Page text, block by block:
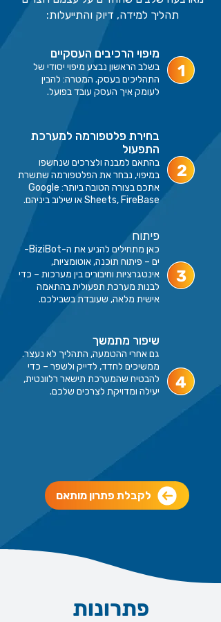
תהליך למידה, דיוק והתייעלות:
לקבלת פתרון מותאם
מיפוי הרכיבים העסקיים
בשלב הראשון נבצע מיפוי יסודי של
התהליכים בעסק. המטרה: להבין
לעומק איך העסק עובד בפועל.
בחירת פלטפורמה למערכת
התפעול
בהתאם למבנה ולצרכים שנחשפו
במיפוי, נבחר את הפלטפורמה שתשרת
אתכם בצורה הטובה ביותר: Google
Sheets, FireBase או שילוב ביניהם.
פיתוח
כאן מתחילים להניע את ה-BiziBot-
ים – פיתוח תוכנה, אוטומציות,
אינטגרציות וחיבורים בין מערכות – כדי
לבנות מערכת תפעולית בהתאמה
אישית מלאה, שעובדת בשבילכם.
שיפור מתמשך
גם אחרי ההטמעה, התהליך לא נעצר.
ממשיכים לחדד, לדייק ולשפר – כדי
להבטיח שהמערכת תישאר רלוונטית,
יעילה ומדויקת לצרכים שלכם.
1
2
3
4
פתרונות